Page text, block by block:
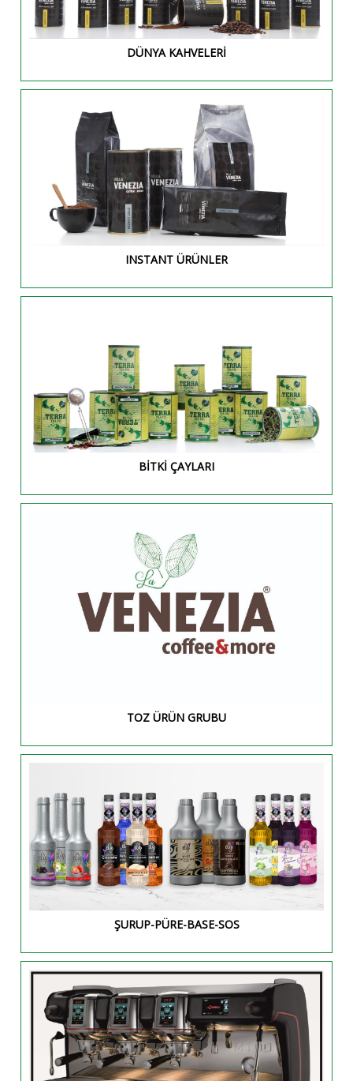
DÜNYA KAHVELERİ
INSTANT ÜRÜNLER
BİTKİ ÇAYLARI
TOZ ÜRÜN GRUBU
ŞURUP-PÜRE-BASE-SOS